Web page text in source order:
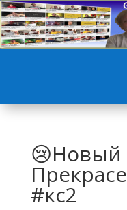
😢Новый
#кс2